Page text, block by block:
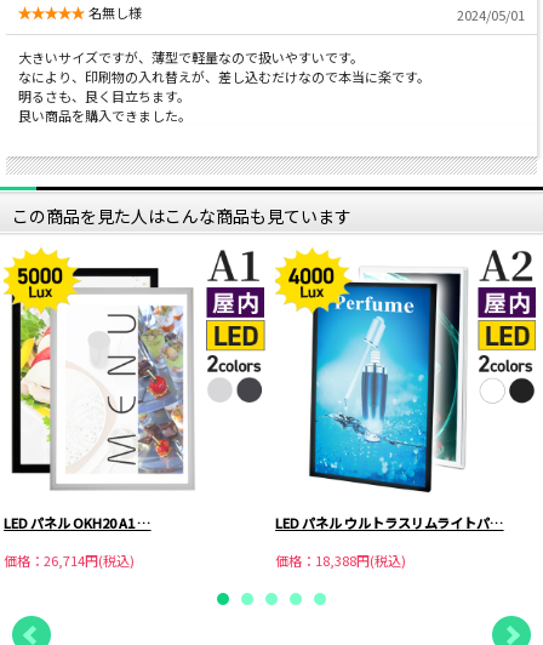
名無し様 2024/05/01
大きいサイズですが、薄型で軽量なので扱いやすいです。
なにより、印刷物の入れ替えが、差し込むだけなので本当に楽です。
明るさも、良く目立ちます。
良い商品を購入できました。
この商品を見た人はこんな商品も見ています
LED パネル OKH20 A1 …
価格：26,714円(税込)
LED パネル ウルトラスリムライトパ…
価格：18,388円(税込)